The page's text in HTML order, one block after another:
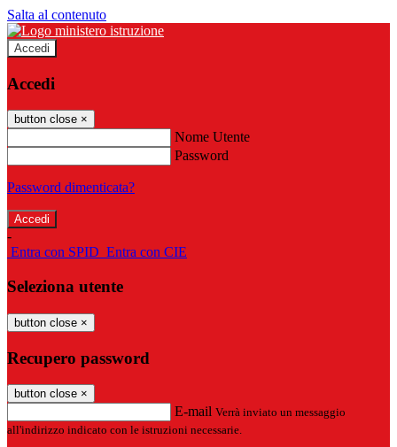
Salta al contenuto
Accedi
Accedi
button close ×
Nome Utente
Password
Password dimenticata?
-
Entra con SPID Entra con CIE
Seleziona utente
button close ×
Recupero password
button close ×
E-mail Verrà inviato un messaggio
all'indirizzo indicato con le istruzioni necessarie.